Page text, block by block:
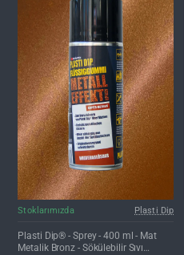
İNDIRIM'DE
Stoklarımızda Plasti Dip
Plasti Dip® - Sprey - 400 ml - Mat
Metalik Bronz - Sökülebilir Sıvı